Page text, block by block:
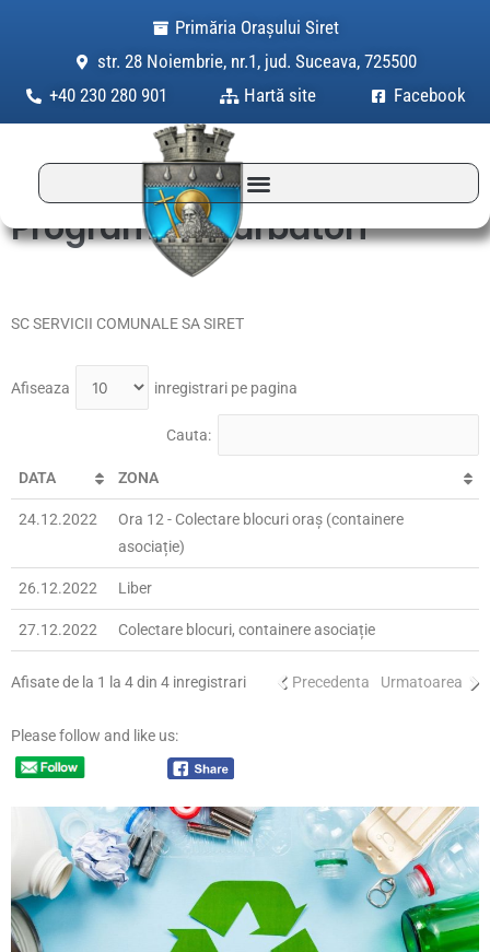
Primăria Orașului Siret
str. 28 Noiembrie, nr.1, jud. Suceava, 725500
+40 230 280 901
Hartă site Facebook
Program de sărbători
SC SERVICII COMUNALE SA SIRET
Afiseaza inregistrari pe pagina
Cauta:
DATA ZONA
24.12.2022
Ora 12 - Colectare blocuri oraș (containere
asociație)
26.12.2022 Liber
27.12.2022 Colectare blocuri, containere asociație
Afisate de la 1 la 4 din 4 inregistrari Precedenta Urmatoarea
Please follow and like us: